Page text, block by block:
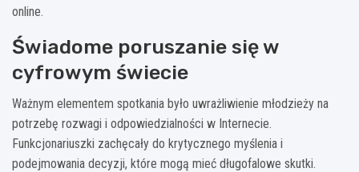
online.
Świadome poruszanie się w
cyfrowym świecie
Ważnym elementem spotkania było uwrażliwienie młodzieży na
potrzebę rozwagi i odpowiedzialności w Internecie.
Funkcjonariuszki zachęcały do krytycznego myślenia i
podejmowania decyzji, które mogą mieć długofalowe skutki.